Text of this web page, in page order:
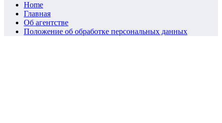
Home
Главная
Об агентстве
Положение об обработке персональных данных